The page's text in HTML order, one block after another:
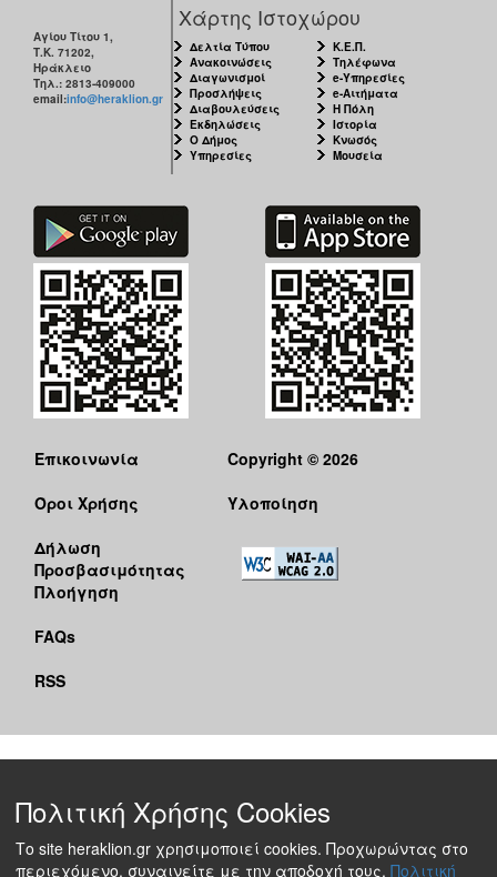
Αγίου Τίτου 1,
Τ.Κ. 71202,
Ηράκλειο
Τηλ.: 2813-409000
email:info@heraklion.gr
Χάρτης Ιστοχώρου
Δελτία Τύπου
Ανακοινώσεις
Διαγωνισμοί
Προσλήψεις
Διαβουλεύσεις
Εκδηλώσεις
Ο Δήμος
Υπηρεσίες
Κ.Ε.Π.
Τηλέφωνα
e-Υπηρεσίες
e-Αιτήματα
Η Πόλη
Ιστορία
Κνωσός
Μουσεία
Επικοινωνία
Όροι Χρήσης
Δήλωση
Προσβασιμότητας
Πλοήγηση
FAQs
RSS
Copyright © 2026
Υλοποίηση
Πολιτική Χρήσης Cookies
Το site heraklion.gr χρησιμοποιεί cookies. Προχωρώντας στο
περιεχόμενο, συναινείτε με την αποδοχή τους. Πολιτική